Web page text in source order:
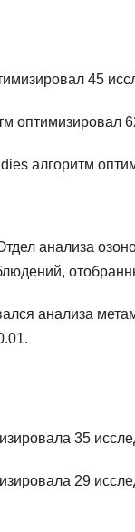
45
оптимизировал
алгоритм
анализа
анализа
35
29